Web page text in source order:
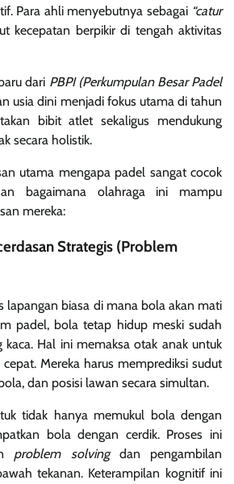
Para ahli menyebutnya sebagai “catur
kecepatan berpikir di tengah aktivitas
dari PBPI (Perkumpulan Besar Padel
usia dini menjadi fokus utama di tahun
bibit atlet sekaligus mendukung
secara holistik.
utama mengapa padel sangat cocok
bagaimana olahraga ini mampu
mereka:
Strategis (Problem
lapangan biasa di mana bola akan mati
padel, bola tetap hidup meski sudah
Hal ini memaksa otak anak untuk
Mereka harus memprediksi sudut
dan posisi lawan secara simultan.
tidak hanya memukul bola dengan
bola dengan cerdik. Proses ini
problem solvingdan pengambilan
tekanan. Keterampilan kognitif ini